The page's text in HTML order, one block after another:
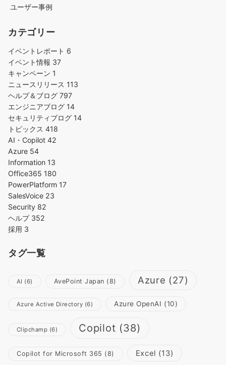
ユーザー事例
カテゴリー
イベントレポート 6
イベント情報 37
キャンペーン 1
ニュースリリース 113
ヘルプ＆ブログ 797
エンジニアブログ 14
セキュリティブログ 14
トピックス 418
AI・Copilot 42
Azure 54
Information 13
Office365 180
PowerPlatform 17
SalesVoice 23
Security 82
ヘルプ 352
採用 3
タグ一覧
AI (6) AvePoint Japan (8) Azure (27)
Azure Active Directory (6) Azure OpenAI (10)
Clipchamp (6) Copilot (38)
Copilot for Microsoft 365 (8) Excel (13)